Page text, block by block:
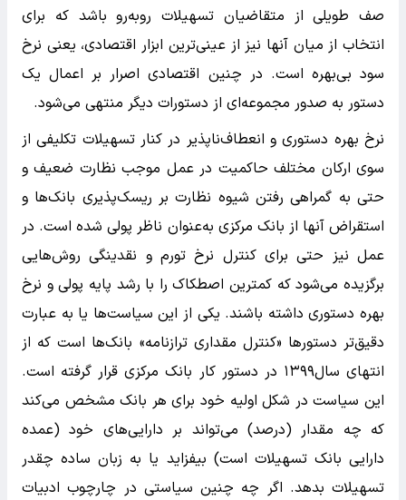
صف طویلی از متقاضیان تسهیلات روبه‌رو باشد که برای
انتخاب از میان آنها نیز از عینی‌ترین ابزار اقتصادی، یعنی نرخ
سود بی‌بهره است. در چنین اقتصادی اصرار بر اعمال یک
دستور به صدور مجموعه‌ای از دستورات دیگر منتهی می‌شود.
نرخ بهره دستوری و انعطاف‌ناپذیر در کنار تسهیلات تکلیفی از
سوی ارکان مختلف حاکمیت در عمل موجب نظارت ضعیف و
حتی به گمراهی رفتن شیوه نظارت بر ریسک‌پذیری بانک‌ها و
استقراض آنها از بانک مرکزی به‌عنوان ناظر پولی شده است. در
عمل نیز حتی برای کنترل نرخ تورم و نقدینگی روش‌هایی
برگزیده می‌شود که کمترین اصطکاک را با رشد پایه پولی و نرخ
بهره دستوری داشته باشند. یکی از این سیاست‌ها یا به عبارت
دقیق‌تر دستورها «کنترل مقداری ترازنامه» بانک‌ها است که از
انتهای سال۱۳۹۹ در دستور کار بانک مرکزی قرار گرفته است.
این سیاست در شکل اولیه خود برای هر بانک مشخص می‌کند
که چه مقدار (درصد) می‌تواند بر دارایی‌های خود (عمده
دارایی بانک تسهیلات است) بیفزاید یا به زبان ساده چقدر
تسهیلات بدهد. اگر چه چنین سیاستی در چارچوب ادبیات